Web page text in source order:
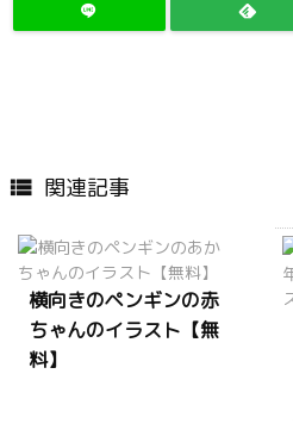
 関連記事
横向きのペンギンの赤
ちゃんのイラスト【無
料】